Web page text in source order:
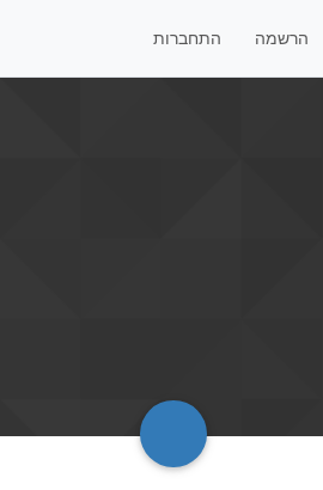
הרשמה התחברות